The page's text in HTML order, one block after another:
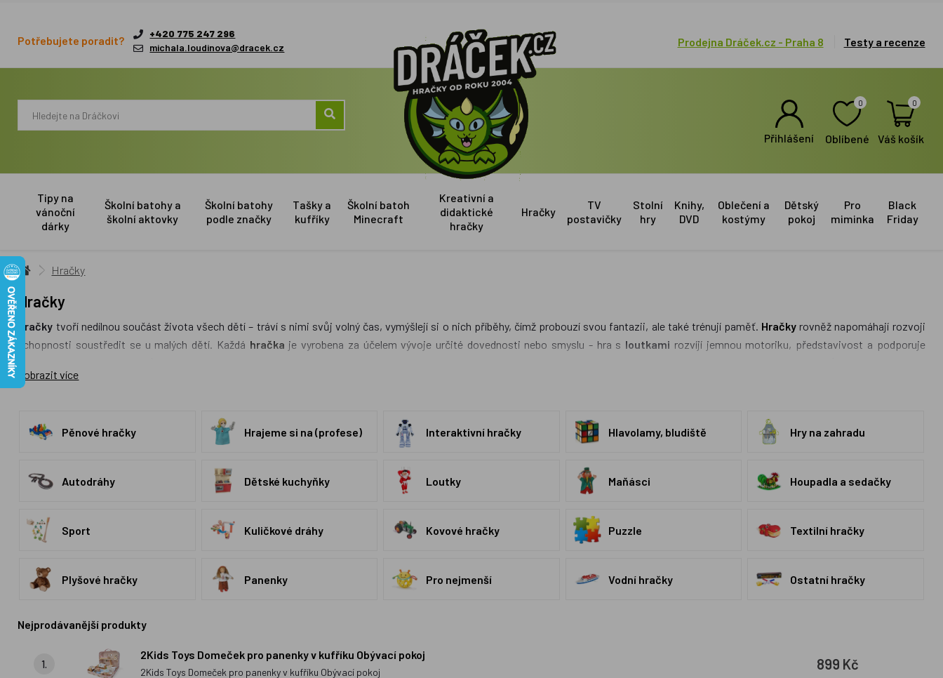
Potřebujete poradit?
+420 775 247 296
michala.loudinova@dracek.cz
Prodejna Dráček.cz - Praha 8 Testy a recenze
Přihlášení
0
Oblíbené
0
Váš košík
Tipy na
vánoční
dárky
Školní batohy a
školní aktovky
Školní batohy
podle značky
Tašky a
kufříky
Školní batoh
Minecraft
Kreativní a
didaktické
hračky
Hračky
TV
postavičky
Stolní
hry
Knihy,
DVD
Oblečení a
kostýmy
Dětský
pokoj
Pro
miminka
Black
Friday
Hračky
Hračky
Hračky tvoří nedílnou součást života všech dětí – tráví s nimi svůj volný čas, vymýšlejí si o nich příběhy, čímž probouzí svou fantazii, ale také trénují paměť. Hračky rovněž napomáhají rozvoji
schopnosti soustředit se u malých dětí. Každá hračka je vyrobena za účelem vývoje určité dovednosti nebo smyslu - hra s loutkami rozvíjí jemnou motoriku, představivost a podporuje
nenásilnou formou učit poznávat části těla a jednotlivé kousky oblečení. Děti si tak nejen se svými oblíbenými postavami mohou vymýšlet nové a nové příběhy.
najdete opravdu mnoho. Vše české je pečlivě v popisu výrobku označeno, na selekci můžete i použíf fitrovací tlačítko s českou vlaječkou, které najdete v každé kategorii. I když českých výrobců
ubývá, pořád lze najít krásné a kvalitní
české hračky, které Vám rádi a s hrdostí nabízíme.
Zobrazit více
Pěnové hračky Hrajeme si na (profese) Interaktivní hračky Hlavolamy, bludiště Hry na zahradu
Autodráhy Dětské kuchyňky Loutky Maňásci Houpadla a sedačky
Sport Kuličkové dráhy Kovové hračky Puzzle Textilní hračky
Plyšové hračky Panenky Pro nejmenší Vodní hračky Ostatní hračky
Nejprodávanější produkty
1.
2Kids Toys Domeček pro panenky v kufříku Obývací pokoj
2Kids Toys Domeček pro panenky v kufříku Obývací pokoj 899 Kč